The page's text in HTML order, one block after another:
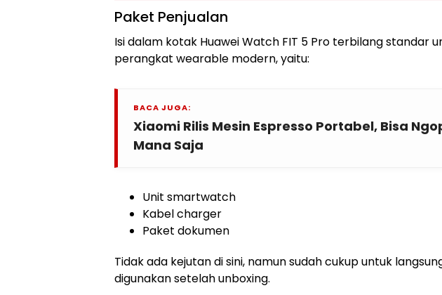
Paket Penjualan
Isi dalam kotak Huawei Watch FIT 5 Pro terbilang standar
perangkat wearable modern, yaitu:
BACA JUGA:
Xiaomi Rilis Mesin Espresso Portabel, Bisa
Mana Saja
Unit smartwatch
Kabel charger
Paket dokumen
Tidak ada kejutan di sini, namun sudah cukup untuk
digunakan setelah unboxing.